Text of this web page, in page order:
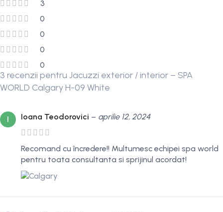
3
0
0
0
0
3 recenzii pentru Jacuzzi exterior / interior – SPA
WORLD Calgary H-09 White
I Ioana Teodorovici – aprilie 12, 2024
Recomand cu încredere!! Multumesc echipei spa world
pentru toata consultanta si sprijinul acordat!